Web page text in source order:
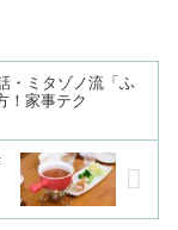
・ミタゾノ流「ふ
！家事テク